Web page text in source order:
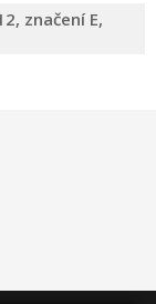
značení E,